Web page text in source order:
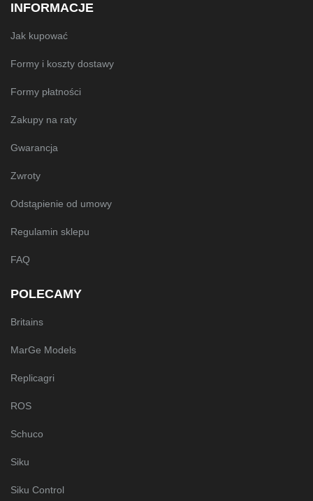
INFORMACJE
Jak kupować
Formy i koszty dostawy
Formy płatności
Zakupy na raty
Gwarancja
Zwroty
Odstąpienie od umowy
Regulamin sklepu
FAQ
POLECAMY
Britains
MarGe Models
Replicagri
ROS
Schuco
Siku
Siku Control